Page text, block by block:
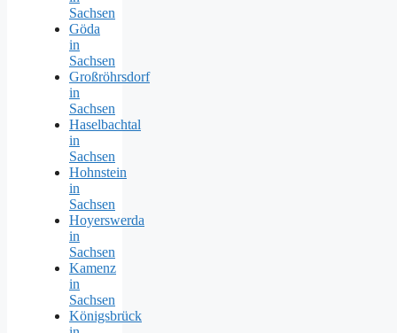
Sachsen
Göda
in
Sachsen
Großröhrsdorf
in
Sachsen
Haselbachtal
in
Sachsen
Hohnstein
in
Sachsen
Hoyerswerda
in
Sachsen
Kamenz
in
Sachsen
Königsbrück